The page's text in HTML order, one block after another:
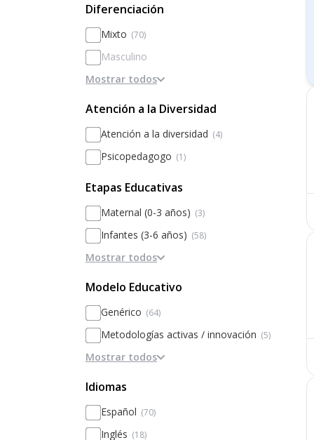
Diferenciación
Mixto (70)
Masculino
Femenino
Diferenciado por sexos
Mostrar todos
Atención a la Diversidad
Atención a la diversidad (4)
Psicopedagogo (1)
Etapas Educativas
Maternal (0-3 años) (3)
Infantes (3-6 años) (58)
Primaria (68)
Secundaria (55)
Mostrar todos
Modelo Educativo
Genérico (64)
Metodologías activas / innovación (5)
Modelos alternativos (Waldorf,
Basado en la disciplina / internados
Basado en Inteligencias Múltiples
Personalización
Mostrar todos
Idiomas
Español (70)
Inglés (18)